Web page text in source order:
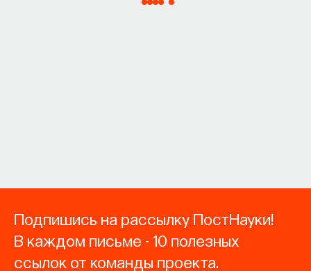
Подпишись на рассылку ПостНауки!
В каждом письме - 10 полезных
ссылок от команды проекта.